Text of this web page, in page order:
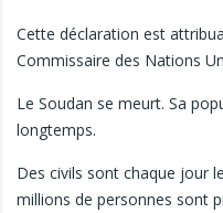
Cette déclaration est
Commissaire des Nations
Le Soudan se meurt. Sa
longtemps.
Des civils sont chaque jour
millions de personnes sont